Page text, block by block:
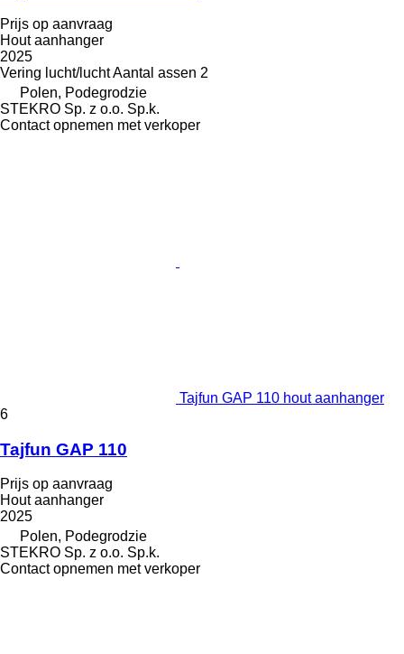
Prijs op aanvraag
Hout aanhanger
2025
Vering lucht/luchtAantal assen 2
Polen, Podegrodzie
STEKRO Sp. z o.o. Sp.k.
Contact opnemen met verkoper
Tajfun GAP 110 hout aanhanger
6
Tajfun GAP 110
Prijs op aanvraag
Hout aanhanger
2025
Polen, Podegrodzie
STEKRO Sp. z o.o. Sp.k.
Contact opnemen met verkoper